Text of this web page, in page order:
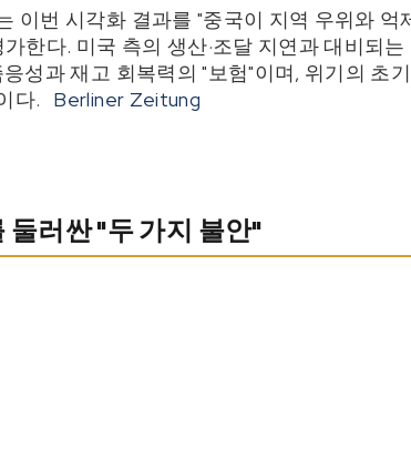
이번 시각화 결과를 "중국이 지역 우위와 억
한다. 미국 측의 생산·조달 지연과 대비되
성과 재고 회복력의 "보험"이며, 위기의 초
다.
Berliner Zeitung
둘러싼 "두 가지 불안"